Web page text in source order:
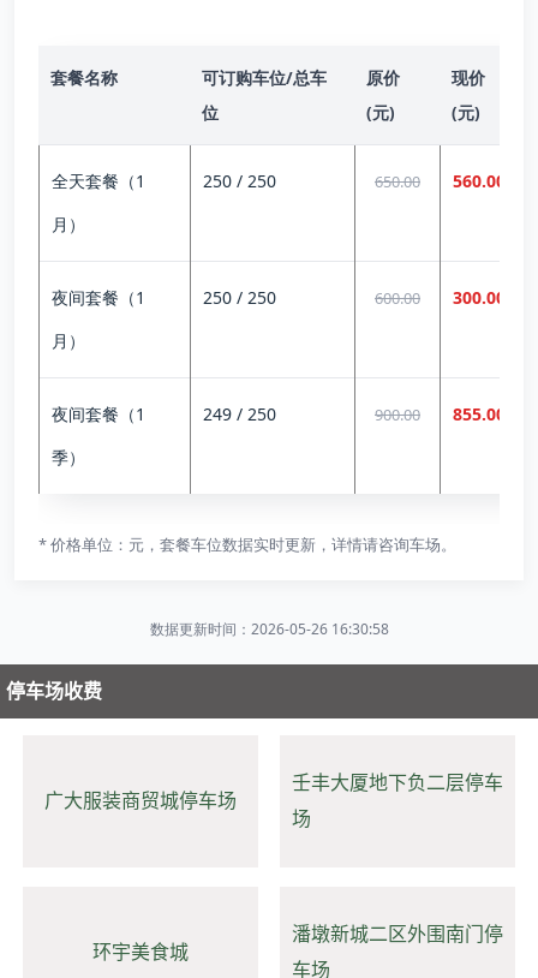
套餐名称
可订购车位/总车
位
原价
(元)
现价
(元)
全天套餐（1
月）
250 / 250 650.00 560.00
夜间套餐（1
月）
250 / 250 600.00 300.00
夜间套餐（1
季）
249 / 250 900.00 855.00
* 价格单位：元，套餐车位数据实时更新，详情请咨询车场。
数据更新时间：2026-05-26 16:30:58
停车场收费
广大服装商贸城停车场
壬丰大厦地下负二层停车
场
环宇美食城
潘墩新城二区外围南门停
车场